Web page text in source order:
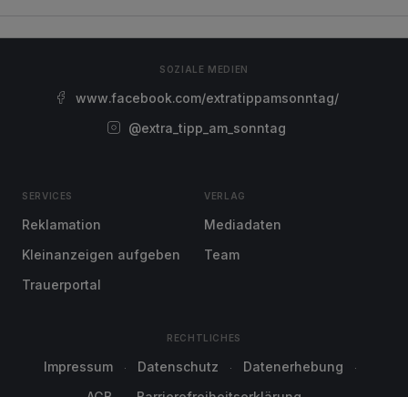
SOZIALE MEDIEN
www.facebook.com/extratippamsonntag/
@extra_tipp_am_sonntag
SERVICES
Reklamation
Kleinanzeigen aufgeben
Trauerportal
VERLAG
Mediadaten
Team
RECHTLICHES
Impressum Datenschutz
Datenerhebung